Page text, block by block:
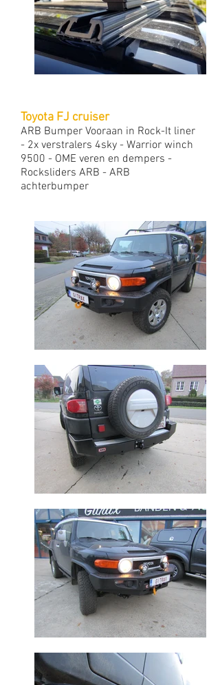
Toyota FJ cruiser
ARB Bumper Vooraan in Rock-It liner
- 2x verstralers 4sky - Warrior winch
9500 - OME veren en dempers -
Rocksliders ARB - ARB
achterbumper